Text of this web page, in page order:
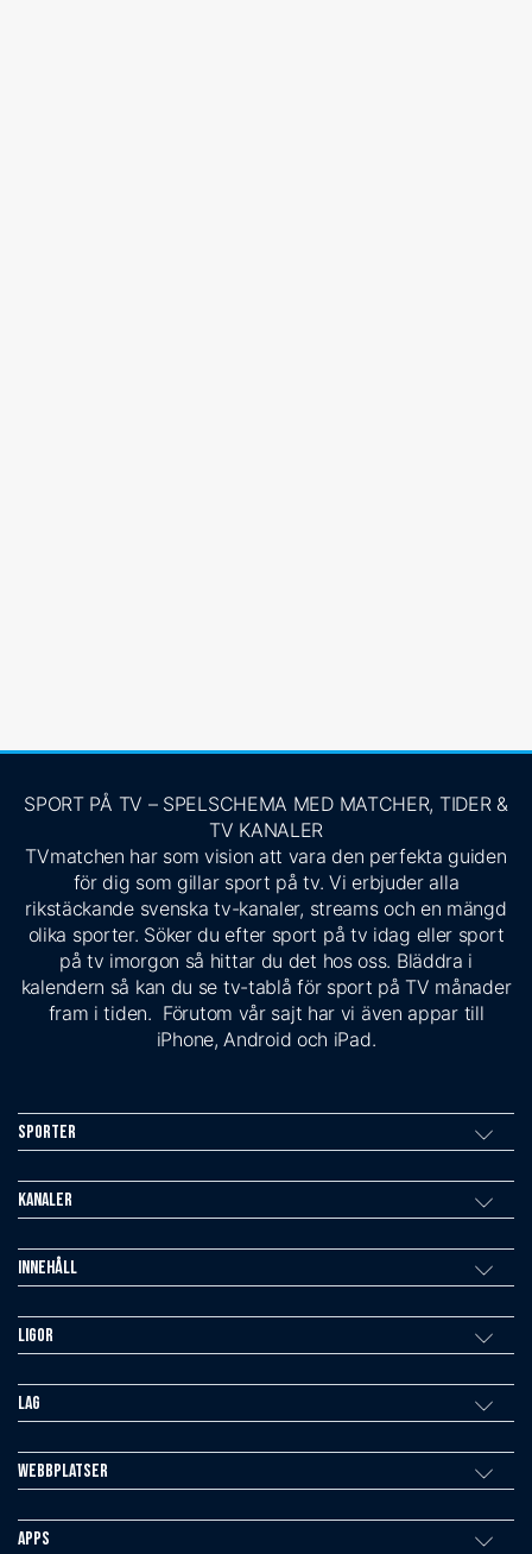
SPORT PÅ TV – SPELSCHEMA MED MATCHER, TIDER &
TV KANALER
TVmatchen har som vision att vara den perfekta guiden
för dig som gillar sport på tv. Vi erbjuder alla
rikstäckande svenska tv-kanaler, streams och en mängd
olika sporter. Söker du efter sport på tv idag eller sport
på tv imorgon så hittar du det hos oss. Bläddra i
kalendern så kan du se tv-tablå för sport på TV månader
fram i tiden. Förutom vår sajt har vi även appar till
iPhone, Android och iPad.
Sporter
Kanaler
Innehåll
Ligor
Lag
Webbplatser
Apps